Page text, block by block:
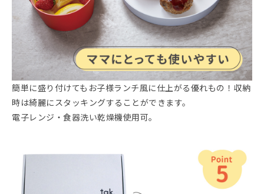
簡単に盛り付けてもお子様ランチ風に仕上がる優れもの！収納
時は綺麗にスタッキングすることができます。
電子レンジ・食器洗い乾燥機使用可。